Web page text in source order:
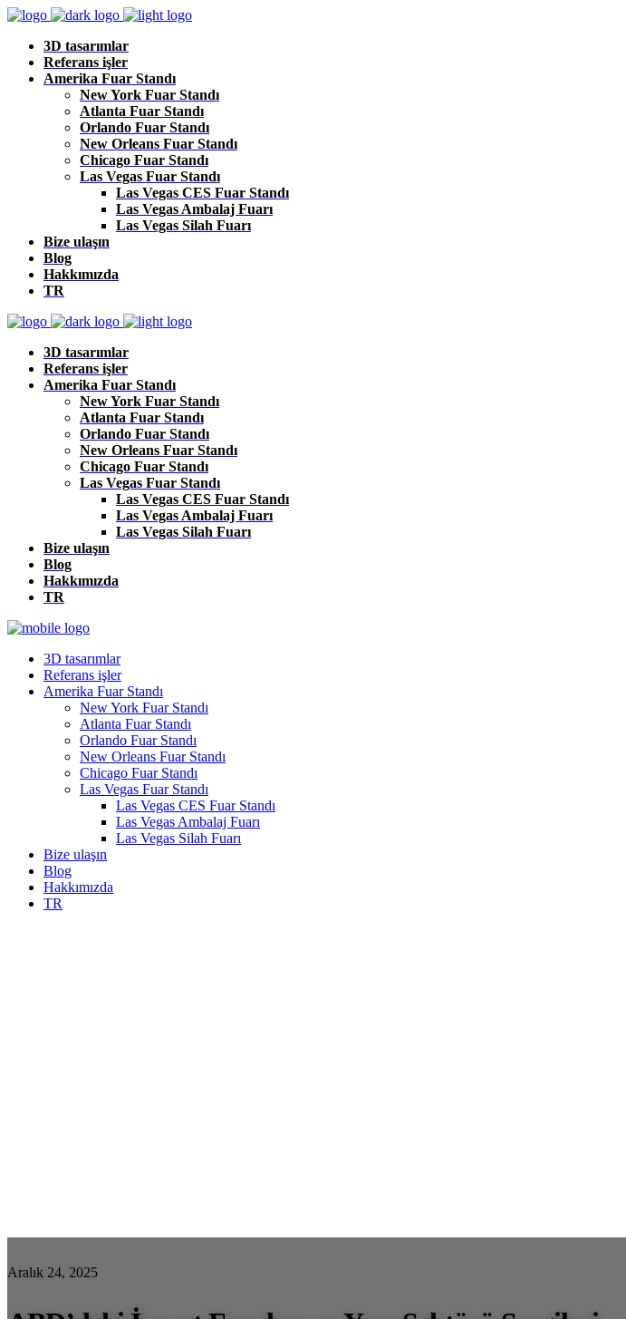
3D tasarımlar
Referans işler
Amerika Fuar Standı
New York Fuar Standı
Atlanta Fuar Standı
Orlando Fuar Standı
New Orleans Fuar Standı
Chicago Fuar Standı
Las Vegas Fuar Standı
Las Vegas CES Fuar Standı
Las Vegas Ambalaj Fuarı
Las Vegas Silah Fuarı
Bize ulaşın
Blog
Hakkımızda
TR
3D tasarımlar
Referans işler
Amerika Fuar Standı
New York Fuar Standı
Atlanta Fuar Standı
Orlando Fuar Standı
New Orleans Fuar Standı
Chicago Fuar Standı
Las Vegas Fuar Standı
Las Vegas CES Fuar Standı
Las Vegas Ambalaj Fuarı
Las Vegas Silah Fuarı
Bize ulaşın
Blog
Hakkımızda
TR
3D tasarımlar
Referans işler
Amerika Fuar Standı
New York Fuar Standı
Atlanta Fuar Standı
Orlando Fuar Standı
New Orleans Fuar Standı
Chicago Fuar Standı
Las Vegas Fuar Standı
Las Vegas CES Fuar Standı
Las Vegas Ambalaj Fuarı
Las Vegas Silah Fuarı
Bize ulaşın
Blog
Hakkımızda
TR
Aralık 24, 2025